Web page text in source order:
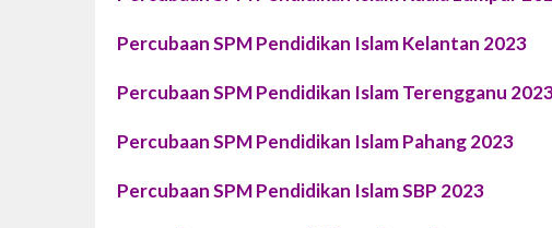
Percubaan SPM Pendidikan Islam Kelantan 2023
Percubaan SPM Pendidikan Islam Terengganu
Percubaan SPM Pendidikan Islam Pahang 2023
Percubaan SPM Pendidikan Islam SBP 2023